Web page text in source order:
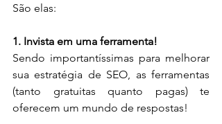
São elas:
1. Invista em uma ferramenta!
Sendo importantíssimas para melhorar
sua estratégia de SEO, as ferramentas
(tanto gratuitas quanto pagas) te
oferecem um mundo de respostas!